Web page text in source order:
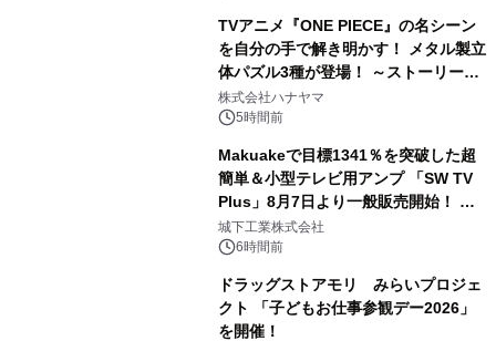
TVアニメ『ONE PIECE』の名シーン
を自分の手で解き明かす！ メタル製立
体パズル3種が登場！ ～ストーリーと
ギミックが融合した 大人の体験型パズ
ルが8月7日(金)12時より先行予約受付
株式会社ハナヤマ
5時間前
Makuakeで目標1341％を突破した超
簡単＆小型テレビ用アンプ 「SW TV
Plus」8月7日より一般販売開始！ ケ
ーブル1本つなぐだけ、テレビの音が
ぐっと豊かに
城下工業株式会社
6時間前
ドラッグストアモリ みらいプロジェ
クト 「子どもお仕事参観デー2026」
を開催！